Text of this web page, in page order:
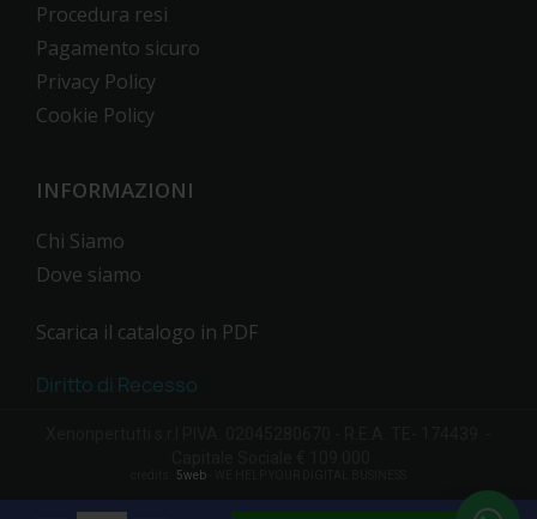
Procedura resi
Pagamento sicuro
Privacy Policy
Cookie Policy
INFORMAZIONI
Chi Siamo
Dove siamo
Scarica il catalogo in PDF
Diritto di Recesso
5web